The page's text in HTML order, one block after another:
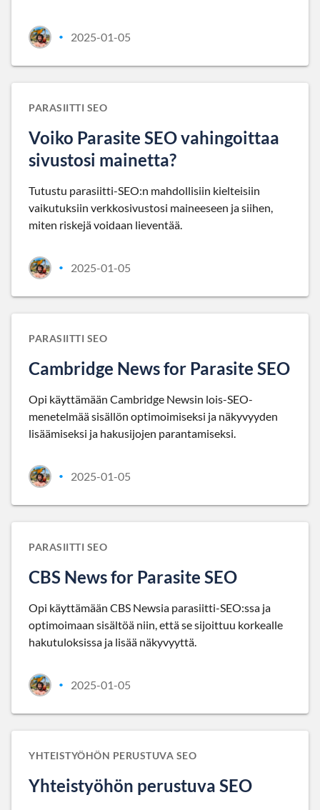
• 2025-01-05
PARASIITTI SEO
Voiko Parasite SEO vahingoittaa
sivustosi mainetta?
Tutustu parasiitti-SEO:n mahdollisiin kielteisiin
vaikutuksiin verkkosivustosi maineeseen ja siihen,
miten riskejä voidaan lieventää.
• 2025-01-05
PARASIITTI SEO
Cambridge News for Parasite SEO
Opi käyttämään Cambridge Newsin lois-SEO-
menetelmää sisällön optimoimiseksi ja näkyvyyden
lisäämiseksi ja hakusijojen parantamiseksi.
• 2025-01-05
PARASIITTI SEO
CBS News for Parasite SEO
Opi käyttämään CBS Newsia parasiitti-SEO:ssa ja
optimoimaan sisältöä niin, että se sijoittuu korkealle
hakutuloksissa ja lisää näkyvyyttä.
• 2025-01-05
YHTEISTYÖHÖN PERUSTUVA SEO
Yhteistyöhön perustuva SEO